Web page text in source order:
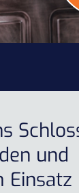
und
Einsatz